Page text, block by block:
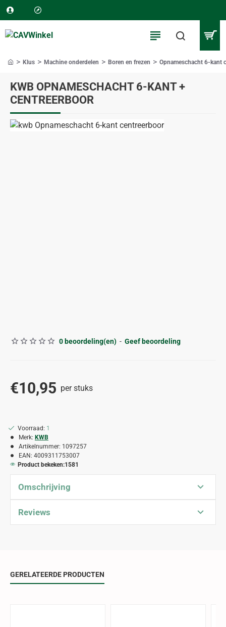
KWB OPNAMESCHACHT 6-KANT +
CENTREERBOOR
Klus Machine onderdelen Boren en frezen Opnameschacht 6-kant
0 beoordeling(en) - Geef beoordeling
€10,95 per stuks
Voorraad: 1
Merk: KWB
Artikelnummer: 1097257
EAN: 4009311753007
Product bekeken:1581
Omschrijving
Reviews
GERELATEERDE PRODUCTEN